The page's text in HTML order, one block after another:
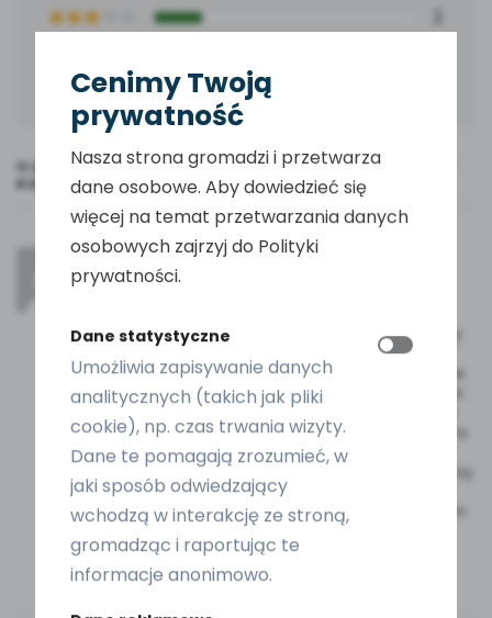
11 OPINII DLAASPIRATOR DO NOSA DLA DZIECI ELEKTRYCZNY
KOŁYSANKI PODŚWIETLENIE
Ola W. – 2 lata temu
słaby i krzyczałam na męża czemu taki słaby
kupił skoro nic nie ciągnie nawet na
maksymalnym 9 biegu. Później okazało się, że
próbowałam trzymiesięcznej córeczce zrobić
odsysania na zatkanych suchym nosku. A to
nie da się zrobić nawet odkurzaczem! Dopiero
po fakcie zorientowałam się, że aspirator
świetnie działa na mokre wydzieliny. Teraz przy
katarku Hani zakrapiam jej solą minimalnie
nosek, a następnie max na 5 biegu wyciągam
jej smarki w kilka sekund. Córeczka się nie
denerwuje podczas pielęgnacji, a wręcz
uspokaja się hi hi
Cenimy Twoją
prywatność
Nasza strona gromadzi i przetwarza
dane osobowe. Aby dowiedzieć się
więcej na temat przetwarzania danych
osobowych zajrzyj do Polityki
prywatności.
Dane statystyczne
Umożliwia zapisywanie danych
analitycznych (takich jak pliki
cookie), np. czas trwania wizyty.
Dane te pomagają zrozumieć, w
jaki sposób odwiedzający
wchodzą w interakcję ze stroną,
gromadząc i raportując te
informacje anonimowo.